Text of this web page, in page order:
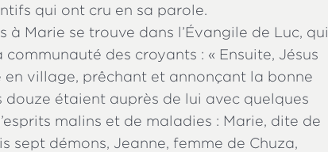
qui ont cru en sa parole.
à Marie se trouve dans l’Évangile de Luc, qui
des croyants : « Ensuite, Jésus
village, prêchant et annonçant la bonne
douze étaient auprès de lui avec quelques
malins et de maladies : Marie, dite de
sept démons, Jeanne, femme de Chuza,